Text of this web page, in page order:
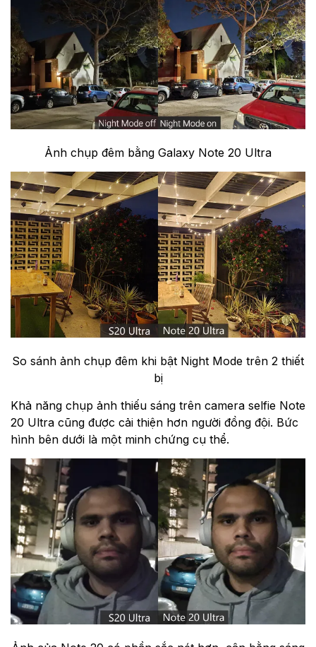
Ảnh chụp đêm bằng Galaxy Note 20 Ultra
So sánh ảnh chụp đêm khi bật Night Mode trên 2 thiết
bị
Khả năng chụp ảnh thiếu sáng trên camera selfie Note
20 Ultra cũng được cải thiện hơn người đồng đội. Bức
hình bên dưới là một minh chứng cụ thể.